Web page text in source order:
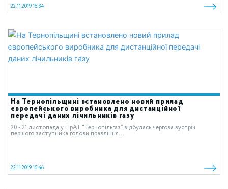
22.11.2019 15:34
На Тернопільщині встановлено новий прилад
європейського виробника для дистанційної
передачі даних лічильників газу
20 - 21 листопада у ПрАТ “Тернопільгаз” відбулась чергова зустріч
першого заступника голови правління...
22.11.2019 15:46